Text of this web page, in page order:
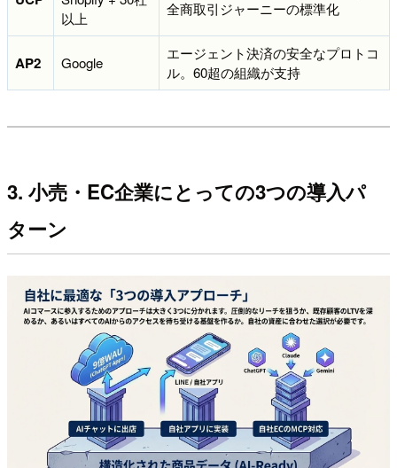
以上
全商取引ジャーニーの標準化
AP2 Google
エージェント決済の安全なプロトコ
ル。60超の組織が支持
3. 小売・EC企業にとっての3つの導入パ
ターン